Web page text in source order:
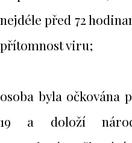
nejdéle před 72
přítomnost viru;
osoba byla očkována
19 a doloží